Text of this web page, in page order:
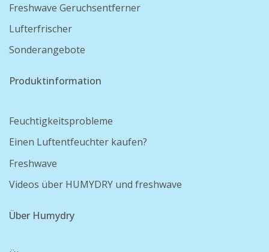
Freshwave Geruchsentferner
Lufterfrischer
Sonderangebote
Produktinformation
Feuchtigkeitsprobleme
Einen Luftentfeuchter kaufen?
Freshwave
Videos über HUMYDRY und freshwave
Über Humydry